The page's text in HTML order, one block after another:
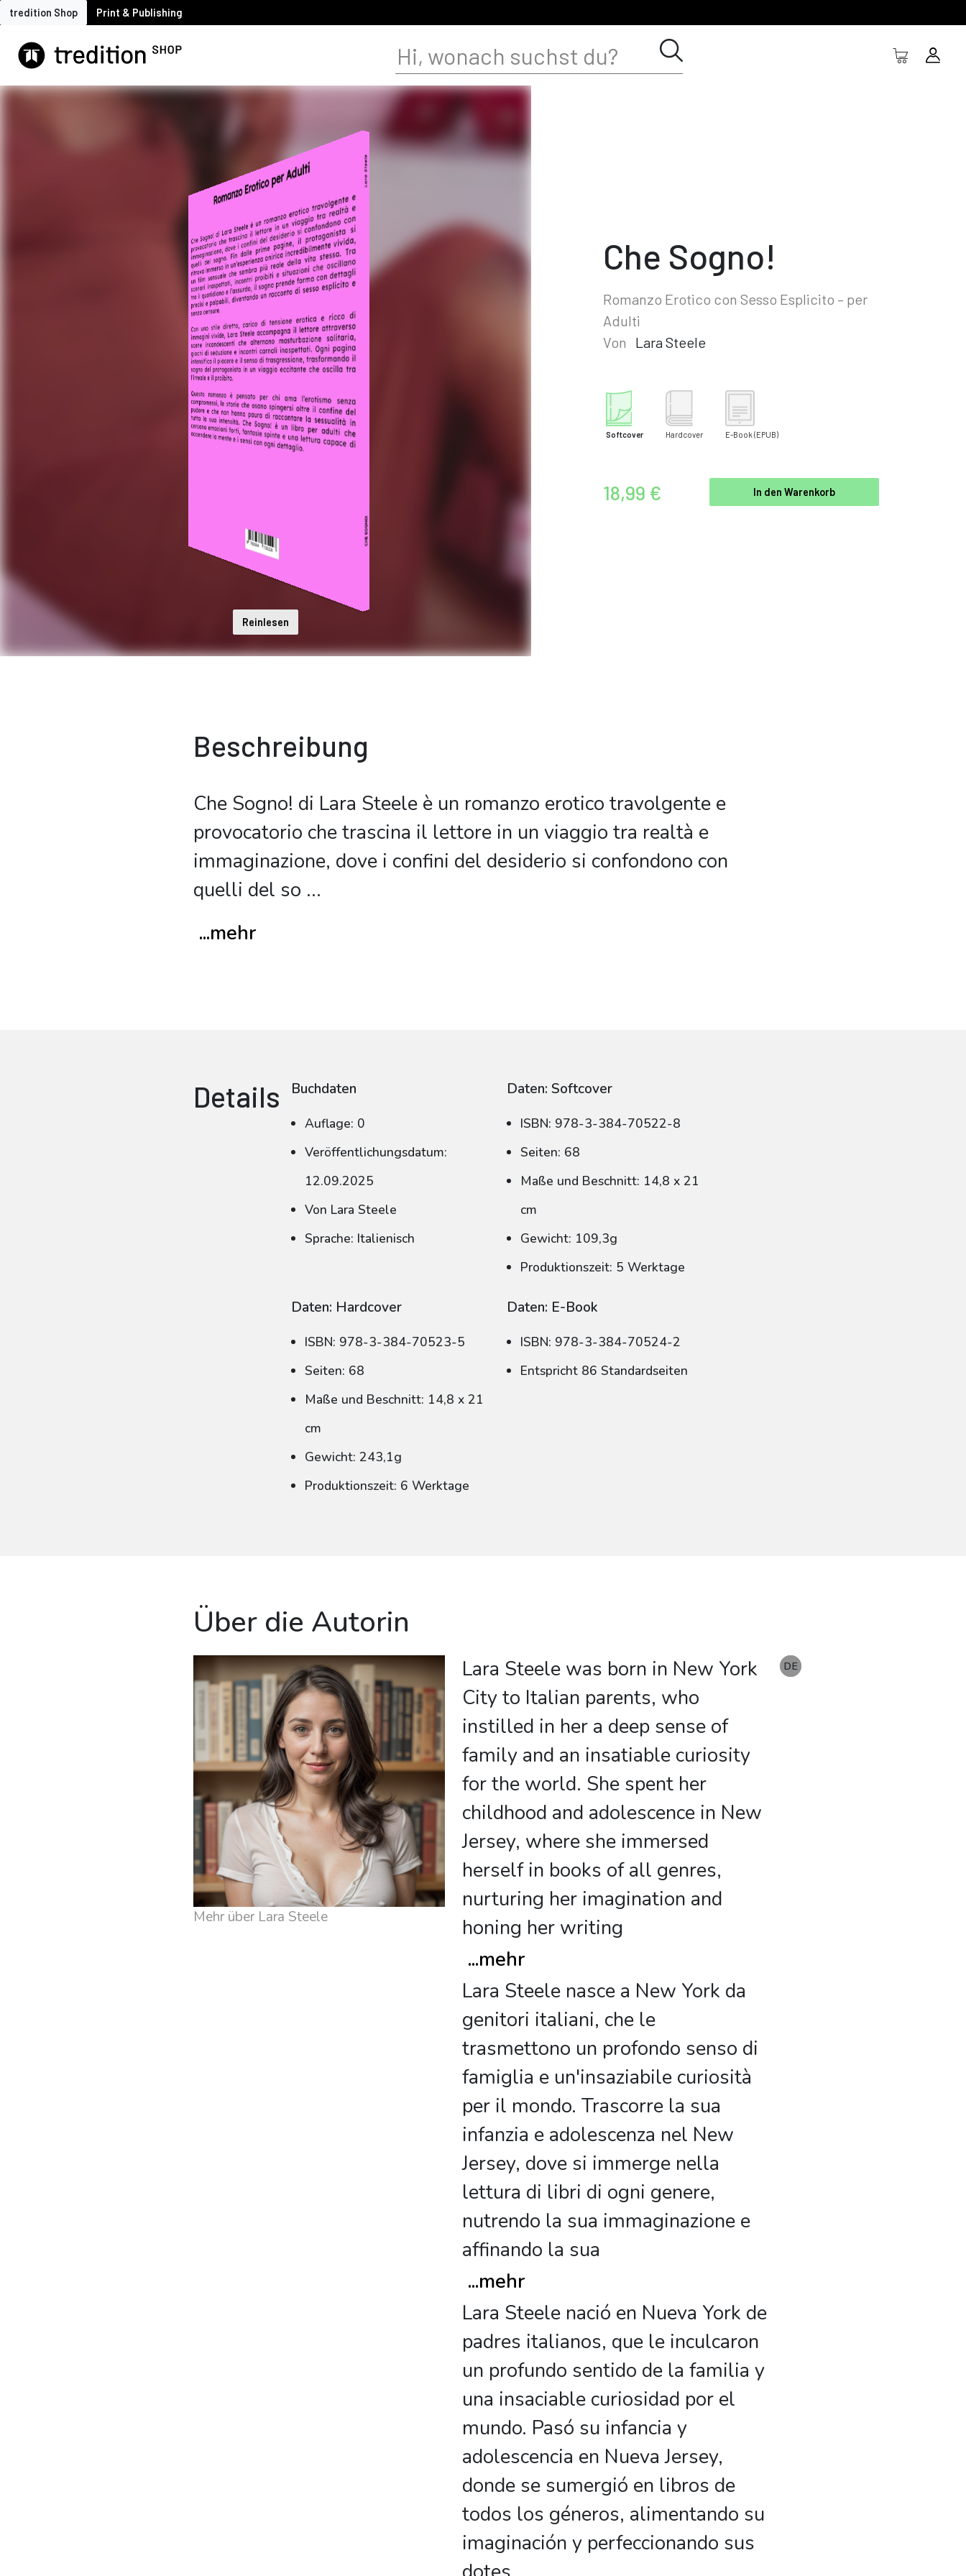
tredition Shop Print & Publishing
Reinlesen
Che Sogno!
Romanzo Erotico con Sesso Esplicito – per
Adulti
Von
Lara Steele
Softcover Hardcover E-Book (EPUB)
18,99 € In den Warenkorb
Beschreibung
Che Sogno! di Lara Steele è un romanzo erotico travolgente e
provocatorio che trascina il lettore in un viaggio tra realtà e
immaginazione, dove i confini del desiderio si confondono con
quelli del so ...
...mehr
Details Buchdaten
Auflage: 0
Veröffentlichungsdatum:
12.09.2025
Von Lara Steele
Sprache: Italienisch
Daten: Softcover
ISBN: 978-3-384-70522-8
Seiten: 68
Maße und Beschnitt: 14,8 x 21
cm
Gewicht: 109,3g
Produktionszeit: 5 Werktage
Daten: Hardcover
ISBN: 978-3-384-70523-5
Seiten: 68
Maße und Beschnitt: 14,8 x 21
cm
Gewicht: 243,1g
Produktionszeit: 6 Werktage
Daten: E-Book
ISBN: 978-3-384-70524-2
Entspricht 86 Standardseiten
Über die Autorin
Mehr über Lara Steele
Lara Steele was born in New York
City to Italian parents, who
instilled in her a deep sense of
family and an insatiable curiosity
for the world. She spent her
childhood and adolescence in New
Jersey, where she immersed
herself in books of all genres,
nurturing her imagination and
honing her writing
...mehr
Lara Steele nasce a New York da
genitori italiani, che le
trasmettono un profondo senso di
famiglia e un'insaziabile curiosità
per il mondo. Trascorre la sua
infanzia e adolescenza nel New
Jersey, dove si immerge nella
lettura di libri di ogni genere,
nutrendo la sua immaginazione e
affinando la sua
...mehr
Lara Steele nació en Nueva York de
padres italianos, que le inculcaron
un profundo sentido de la familia y
una insaciable curiosidad por el
mundo. Pasó su infancia y
adolescencia en Nueva Jersey,
donde se sumergió en libros de
todos los géneros, alimentando su
imaginación y perfeccionando sus
EN
DE
DE